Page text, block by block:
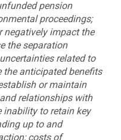
pension
proceedings;
negatively impact the
the separation
related to
the anticipated benefits
or maintain
relationships with
inability to retain key
up to and
costs of